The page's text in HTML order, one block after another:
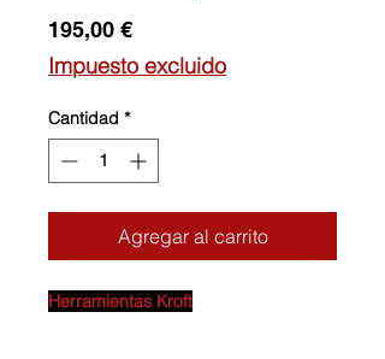
195,00 €Precio
Impuesto excluido
Cantidad *
Agregar al carrito
Herramientas Kroft